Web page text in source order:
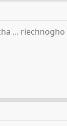
... riechnogho